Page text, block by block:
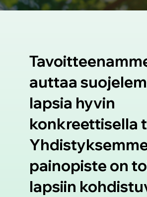
auttaa
lapsia hyvin
konkreettisella
painopiste on
lapsiin